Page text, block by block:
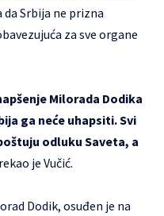
da Srbija ne prizna
za sve organe
Milorada Dodika
ga neće uhapsiti. Svi
odluku Saveta, a
rekao je Vučić.
Dodik, osuđen je na